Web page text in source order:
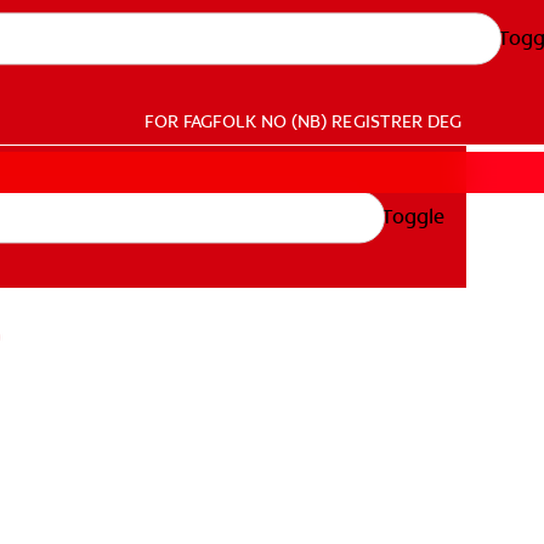
FOR FAGFOLK NO (NB) REGISTRER DEG
Toggle